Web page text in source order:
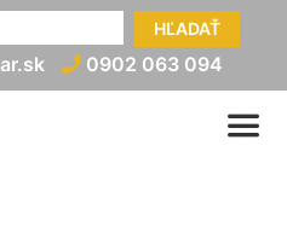
HĽADAŤ
0902 063 094